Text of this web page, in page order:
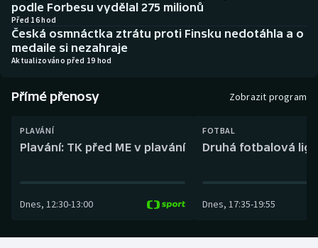
Biatlon
Boby a skeleton
Box
Curling
Aplikace ČT sport
AZ kvíz
podle Forbesu vydělal 275 milionů
Před 16 hod
Česká osmnáctka ztrátu proti Finsku nedotáhla a o
medaile si nezahraje
Aktualizováno před 19 hod
Přímé přenosy Zobrazit program
PLAVÁNÍ
Plavání: TK před ME v plavání
Dnes, 12:30-13:00
FOTBAL
Druhá fotbalová
Dnes, 17:35-19:55